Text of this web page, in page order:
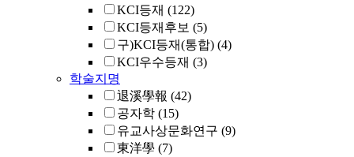
KCI등재 (122)
KCI등재후보 (5)
구)KCI등재(통합) (4)
KCI우수등재 (3)
학술지명
退溪學報 (42)
공자학 (15)
유교사상문화연구 (9)
東洋學 (7)